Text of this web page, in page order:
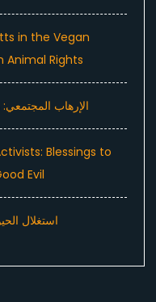
in the Vegan
Rights
الإرهاب المجتمعي:
Blessings to
Evil
استغلال